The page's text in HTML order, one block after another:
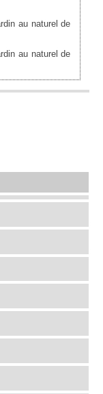
au naturel de
au naturel de